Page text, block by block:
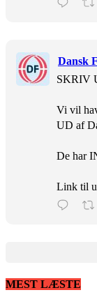
Dansk
SKRIV
Vi vil
UD af
De har
Link til
MEST LÆSTE